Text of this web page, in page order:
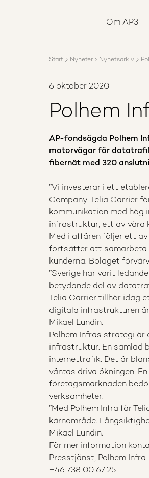
Om AP3
Start Nyheter Nyhetsarkiv
6 oktober 2020
Polhem
AP-fondsägda Polhem
motorvägar för
fibernät med 320
​”Vi investerar i ett
Company. Telia Carrier
kommunikation med hög
infrastruktur, ett av våra
Med i affären följer ett
fortsätter att samarbeta
kunderna. Bolaget
”Sverige har varit
betydande del av
Telia Carrier tillhör idag
digitala infrastrukturen
Mikael Lundin.
Polhem Infras strategi
infrastruktur. En samlad
internettrafik. Det är
väntas driva ökningen.
företagsmarknaden
verksamheter.
”Med Polhem Infra får
kärnområde.
Mikael Lundin.
För mer information
Presstjänst, Polhem Infra
+46 738 00 67 25